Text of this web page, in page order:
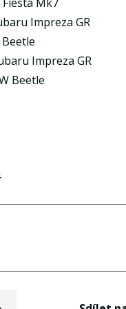
Impreza GR
Beetle
Impreza GR
Beetle